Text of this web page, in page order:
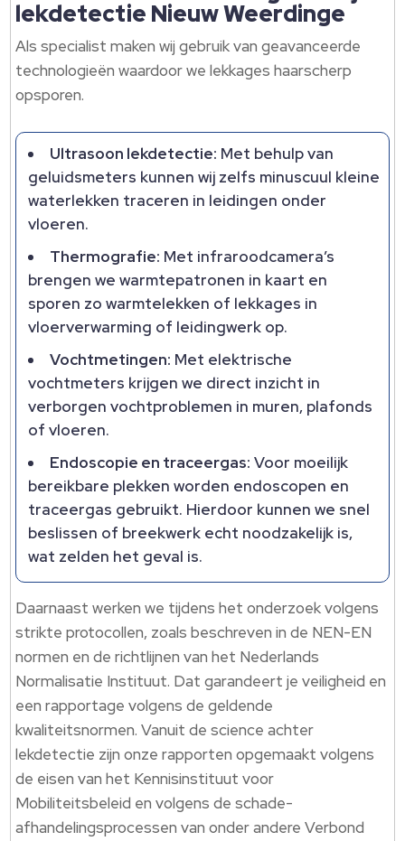
lekdetectie Nieuw Weerdinge
Als specialist maken wij gebruik van geavanceerde
technologieën waardoor we lekkages haarscherp
opsporen.
Ultrasoon lekdetectie: Met behulp van
geluidsmeters kunnen wij zelfs minuscuul kleine
waterlekken traceren in leidingen onder
vloeren.
Thermografie: Met infraroodcamera’s
brengen we warmtepatronen in kaart en
sporen zo warmtelekken of lekkages in
vloerverwarming of leidingwerk op.
Vochtmetingen: Met elektrische
vochtmeters krijgen we direct inzicht in
verborgen vochtproblemen in muren, plafonds
of vloeren.
Endoscopie en traceergas: Voor moeilijk
bereikbare plekken worden endoscopen en
traceergas gebruikt. Hierdoor kunnen we snel
beslissen of breekwerk echt noodzakelijk is,
wat zelden het geval is.
Daarnaast werken we tijdens het onderzoek volgens
strikte protocollen, zoals beschreven in de NEN-EN
normen en de richtlijnen van het Nederlands
Normalisatie Instituut. Dat garandeert je veiligheid en
een rapportage volgens de geldende
kwaliteitsnormen. Vanuit de science achter
lekdetectie zijn onze rapporten opgemaakt volgens
de eisen van het Kennisinstituut voor
Mobiliteitsbeleid en volgens de schade-
afhandelingsprocessen van onder andere Verbond